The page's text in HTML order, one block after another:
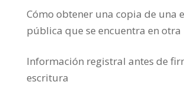
Cómo obtener una copia de una
pública que se encuentra en
Información registral antes de
escritura